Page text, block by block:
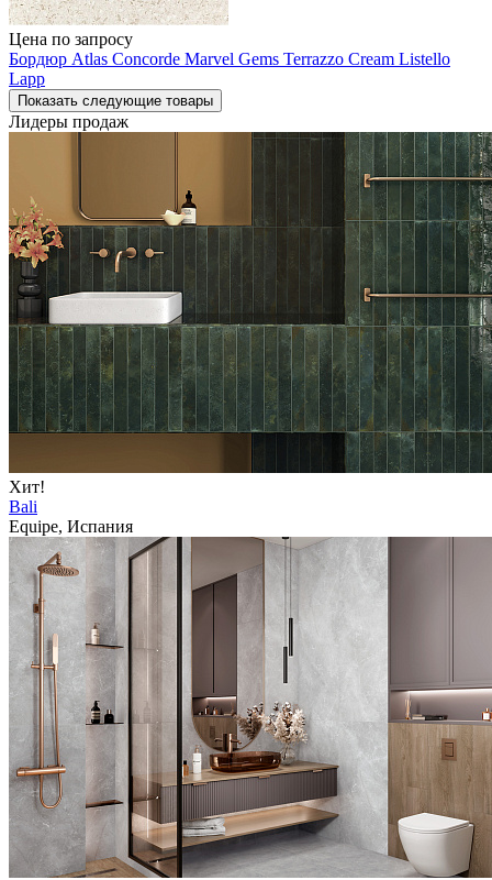
Цена по запросу
Бордюр Atlas Concorde Marvel Gems Terrazzo Cream Listello
Lapp
Показать следующие товары
Лидеры продаж
Хит!
Bali
Equipe, Испания